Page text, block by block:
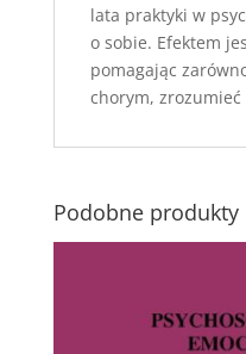
lata praktyki w
o sobie. Efektem
pomagając
chorym, zrozumieć
Podobne produkty